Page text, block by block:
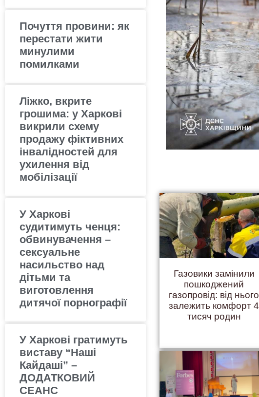
Почуття провини: як
перестати жити
минулими
помилками
Ліжко, вкрите
грошима: у Харкові
викрили схему
продажу фіктивних
інвалідностей для
ухилення від
мобілізації
У Харкові
судитимуть ченця:
обвинувачення –
сексуальне
насильство над
дітьми та
виготовлення
дитячої порнографії
У Харкові гратимуть
виставу “Наші
Кайдаші” –
ДОДАТКОВИЙ
СЕАНС
Газовики замінили
пошкоджений
газопровід: від нього
залежить комфорт 4
тисяч родин